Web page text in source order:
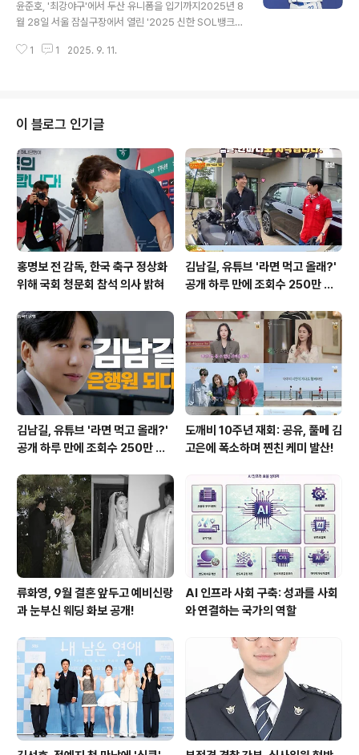
벌어져CIES의 자료는 토트넘이 리버풀, 아스널, 첼시, 맨
체스터 시티 등 '빅6' 클럽들과 비교했을 때 확연한 경쟁력
차이를 보인다는 것을 보여줍니다. 심지어, 토트넘은 후벵
윤준호, '최강야구'에서 두산 유니폼을 입기까지2025년 8
월 28일 서울 잠실구장에서 열린 '2025 신한 SOL뱅크 K
언하는 모습이 포착되었습니다. '최강야구' 출신 포수 윤준
입단 전 야구 예능 프로그램 '최강야구'를 통해 이름을 알렸
습니다. 2군에서 기량을 갈고 닦은 그는 2024년 1군 무대
에 데뷔하여 3경기 4타수 1안타 1득점을 기록했습니다. 이
후 상무에 입대하여 더욱 성장한 모습을 보여주고 있습니
다. 상무에서의 눈부신 성장: 퓨처스리그를 평정하다상무
에서의 윤..
1 1 2025. 9. 11.
이 블로그 인기글
홍명보 전 감독, 한국 축구 정상화
위해 국회 청문회 참석 의사 밝혀
김남길, 유튜브 '라면 먹고 올래?'
공개 하루 만에 조회수 250만 돌
김남길, 유튜브 '라면 먹고 올래?'
공개 하루 만에 조회수 250만 돌
도깨비 10주년 재회: 공유, 풀메 김
고은에 폭소하며 찐친 케미 발산!
류화영, 9월 결혼 앞두고 예비신랑
과 눈부신 웨딩 화보 공개!
AI 인프라 사회 구축: 성과를 사회
와 연결하는 국가의 역할